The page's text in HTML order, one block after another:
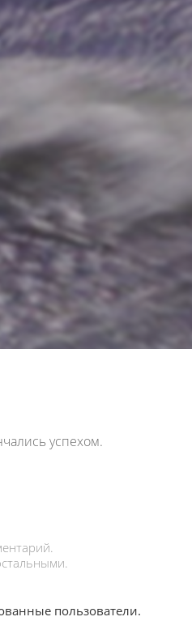
успехом.
пользователи.